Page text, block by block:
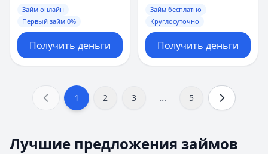
Займ онлайн
Первый займ 0%
Получить деньги
Займ бесплатно
Круглосуточно
Получить деньги
1 2 3 ... 5
Лучшие предложения займов